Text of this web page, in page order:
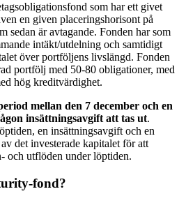
som har ett givet
en given placeringshorisont på
sedan är avtagande. Fonden har som
intäkt/utdelning och samtidigt
över portföljens livslängd. Fonden
portfölj med 50-80 obligationer, med
hög kreditvärdighet.
mellan den 7 december och en
insättningsavgift att tas ut.
en insättningsavgift och en
det investerade kapitalet för att
och utflöden under löptiden.
fond?